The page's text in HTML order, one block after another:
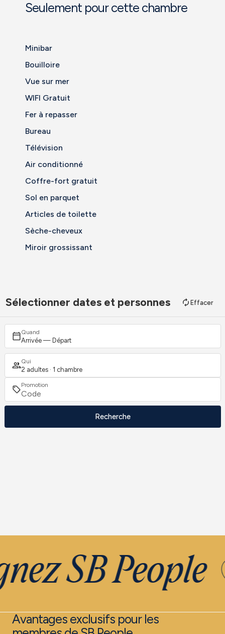
Seulement pour cette chambre
Minibar
Bouilloire
Vue sur mer
WIFI Gratuit
Fer à repasser
Bureau
Télévision
Air conditionné
Coffre-fort gratuit
Sol en parquet
Articles de toilette
Sèche-cheveux
Miroir grossissant
Sélectionner dates et personnes Effacer
Quand
Arrivée — Départ
Qui
2 adultes · 1 chambre
Promotion
Recherche
SB People
Avantages exclusifs pour les